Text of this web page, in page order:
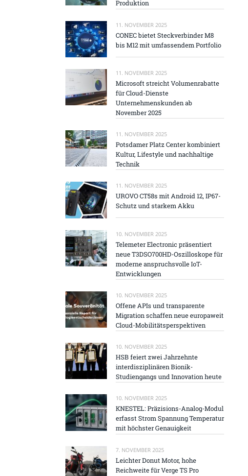
Produktion
11. NOVEMBER 2025
CONEC bietet Steckverbinder M8
bis M12 mit umfassendem Portfolio
11. NOVEMBER 2025
Microsoft streicht Volumenrabatte
für Cloud-Dienste
Unternehmenskunden ab
November 2025
11. NOVEMBER 2025
Potsdamer Platz Center kombiniert
Kultur, Lifestyle und nachhaltige
Technik
11. NOVEMBER 2025
UROVO CT58s mit Android 12, IP67-
Schutz und starkem Akku
10. NOVEMBER 2025
Telemeter Electronic präsentiert
neue T3DSO700HD-Oszilloskope für
moderne anspruchsvolle IoT-
Entwicklungen
10. NOVEMBER 2025
Offene APIs und transparente
Migration schaffen neue europaweit
Cloud-Mobilitätsperspektiven
10. NOVEMBER 2025
HSB feiert zwei Jahrzehnte
interdisziplinären Bionik-
Studiengangs und Innovation heute
10. NOVEMBER 2025
KNESTEL: Präzisions-Analog-Modul
erfasst Strom Spannung Temperatur
mit höchster Genauigkeit
7. NOVEMBER 2025
Leichter Donut Motor, hohe
Reichweite für Verge TS Pro